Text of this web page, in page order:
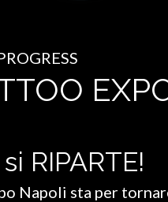
RIPARTE!
Napoli sta per